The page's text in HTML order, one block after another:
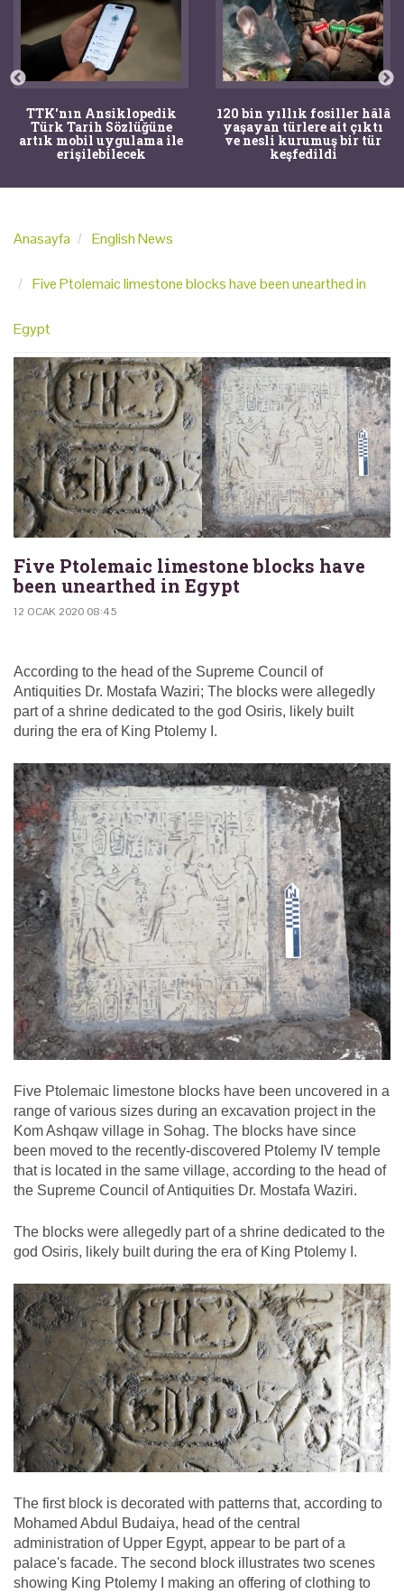
TTK'nın Ansiklopedik
Türk Tarih Sözlüğüne
artık mobil uygulama ile
erişilebilecek
120 bin yıllık fosiller hâlâ
yaşayan türlere ait çıktı
ve nesli kurumuş bir tür
keşfedildi
Anasayfa English News
Five Ptolemaic limestone blocks have been unearthed in
Egypt
Five Ptolemaic limestone blocks have
been unearthed in Egypt
12 OCAK 2020 08:45
According to the head of the Supreme Council of
Antiquities Dr. Mostafa Waziri; The blocks were allegedly
part of a shrine dedicated to the god Osiris, likely built
during the era of King Ptolemy I.
Five Ptolemaic limestone blocks have been uncovered in a
range of various sizes during an excavation project in the
Kom Ashqaw village in Sohag. The blocks have since
been moved to the recently-discovered Ptolemy IV temple
that is located in the same village, according to the head of
the Supreme Council of Antiquities Dr. Mostafa Waziri.
The blocks were allegedly part of a shrine dedicated to the
god Osiris, likely built during the era of King Ptolemy I.
The first block is decorated with patterns that, according to
Mohamed Abdul Budaiya, head of the central
administration of Upper Egypt, appear to be part of a
palace's facade. The second block illustrates two scenes
showing King Ptolemy I making an offering of clothing to